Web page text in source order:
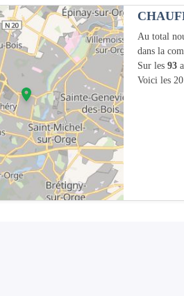
Au total
dans la
Sur les 93
Voici les